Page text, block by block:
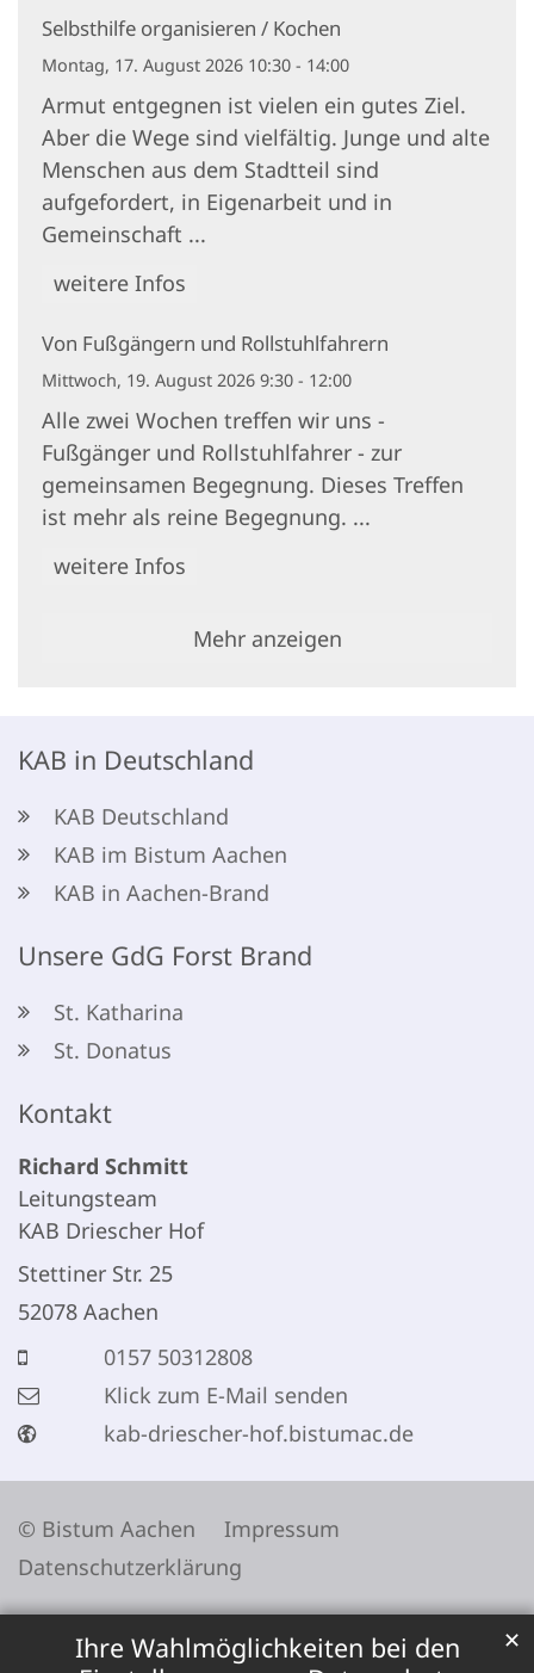
Ihre Wahlmöglichkeiten bei den
✕
Selbsthilfe organisieren / Kochen
Montag, 17. August 2026 10:30 - 14:00
Armut entgegnen ist vielen ein gutes Ziel.
Aber die Wege sind vielfältig. Junge und alte
Menschen aus dem Stadtteil sind
aufgefordert, in Eigenarbeit und in
Gemeinschaft ...
weitere Infos
Von Fußgängern und Rollstuhlfahrern
Mittwoch, 19. August 2026 9:30 - 12:00
Alle zwei Wochen treffen wir uns -
Fußgänger und Rollstuhlfahrer - zur
gemeinsamen Begegnung. Dieses Treffen
ist mehr als reine Begegnung. ...
weitere Infos
Mehr anzeigen
KAB in Deutschland
KAB Deutschland
KAB im Bistum Aachen
KAB in Aachen-Brand
Unsere GdG Forst Brand
St. Katharina
St. Donatus
Kontakt
Richard Schmitt
Leitungsteam
KAB Driescher Hof
Stettiner Str. 25
52078 Aachen
0157 50312808
Klick zum E-Mail senden
kab-driescher-hof.bistumac.de
© Bistum Aachen
Impressum
Datenschutzerklärung